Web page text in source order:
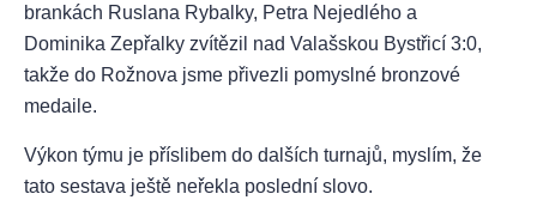
brankách Ruslana Rybalky, Petra Nejedlého a
Dominika Zepřalky zvítězil nad Valašskou Bystřicí 3:0,
takže do Rožnova jsme přivezli pomyslné bronzové
medaile.
Výkon týmu je příslibem do dalších turnajů, myslím, že
tato sestava ještě neřekla poslední slovo.